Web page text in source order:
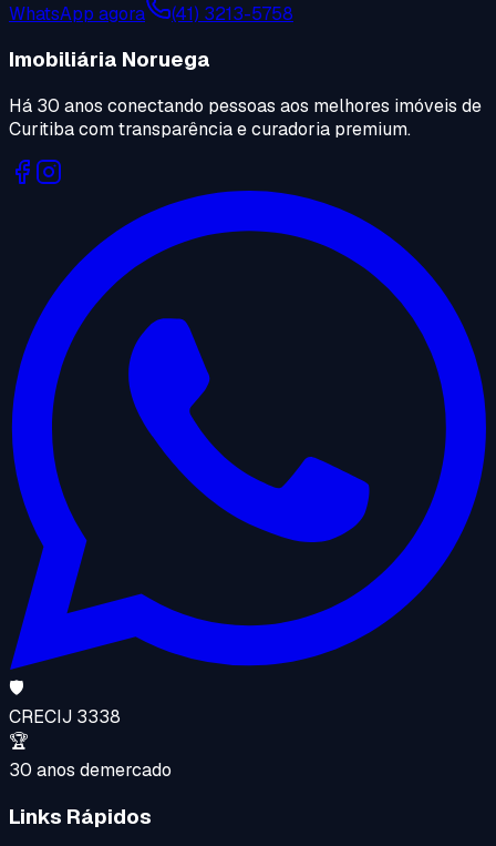
WhatsApp agora (41) 3213-5758
Imobiliária Noruega
Há 30 anos conectando pessoas aos melhores imóveis de
Curitiba com transparência e curadoria premium.
🛡️
CRECIJ 3338
🏆
30 anos demercado
Links Rápidos